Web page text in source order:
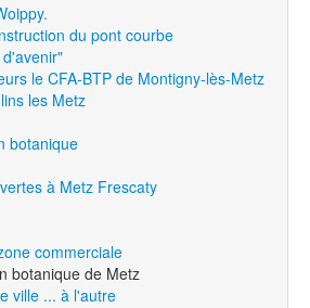
du pont courbe
le CFA-BTP de Montigny-lès-Metz
les Metz
botanique
à Metz Frescaty
commerciale
botanique de Metz
ville ... à l'autre